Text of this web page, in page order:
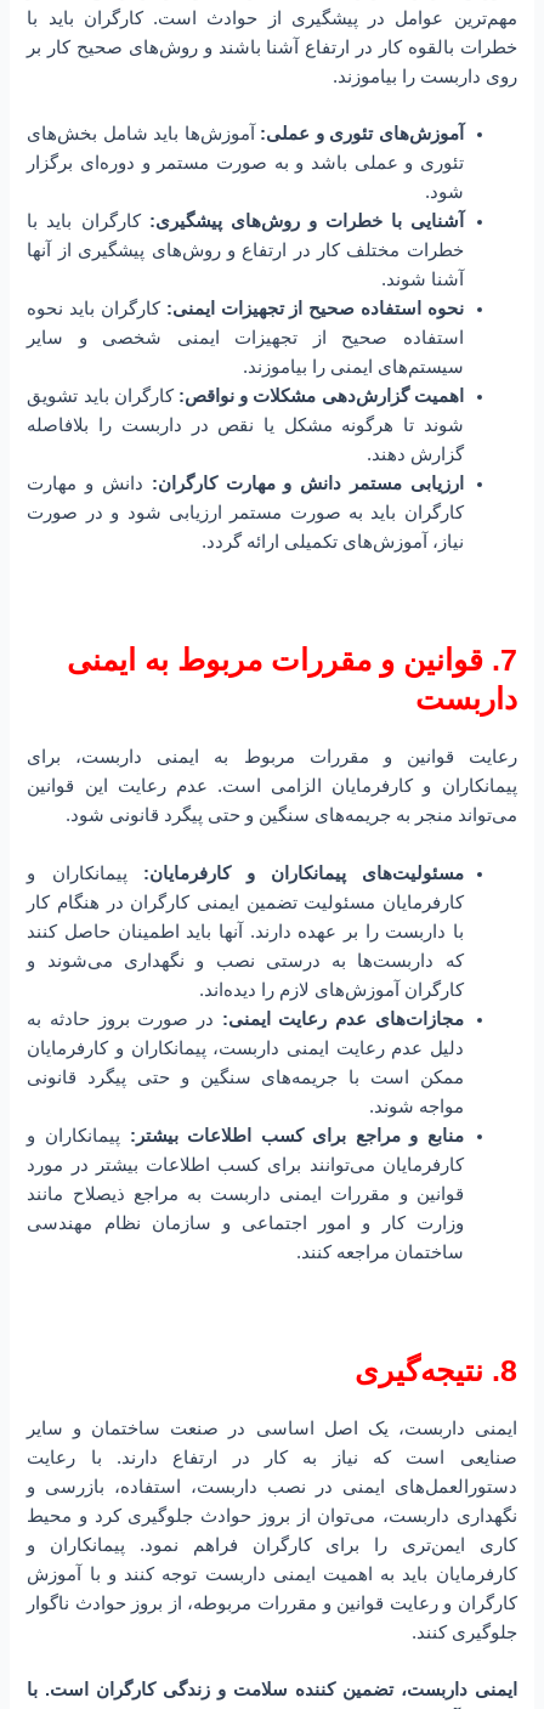
مهم‌ترین عوامل در پیشگیری از حوادث است. کارگران باید با
خطرات بالقوه کار در ارتفاع آشنا باشند و روش‌های صحیح کار بر
روی داربست را بیاموزند.
آموزش‌های تئوری و عملی: آموزش‌ها باید شامل بخش‌های
تئوری و عملی باشد و به صورت مستمر و دوره‌ای برگزار
شود.
آشنایی با خطرات و روش‌های پیشگیری: کارگران باید با
خطرات مختلف کار در ارتفاع و روش‌های پیشگیری از آنها
آشنا شوند.
نحوه استفاده صحیح از تجهیزات ایمنی: کارگران باید نحوه
استفاده صحیح از تجهیزات ایمنی شخصی و سایر
سیستم‌های ایمنی را بیاموزند.
اهمیت گزارش‌دهی مشکلات و نواقص: کارگران باید تشویق
شوند تا هرگونه مشکل یا نقص در داربست را بلافاصله
گزارش دهند.
ارزیابی مستمر دانش و مهارت کارگران: دانش و مهارت
کارگران باید به صورت مستمر ارزیابی شود و در صورت
نیاز، آموزش‌های تکمیلی ارائه گردد.
7. قوانین و مقررات مربوط به ایمنی
داربست
رعایت قوانین و مقررات مربوط به ایمنی داربست، برای
پیمانکاران و کارفرمایان الزامی است. عدم رعایت این قوانین
می‌تواند منجر به جریمه‌های سنگین و حتی پیگرد قانونی شود.
مسئولیت‌های پیمانکاران و کارفرمایان: پیمانکاران و
کارفرمایان مسئولیت تضمین ایمنی کارگران در هنگام کار
با داربست را بر عهده دارند. آنها باید اطمینان حاصل کنند
که داربست‌ها به درستی نصب و نگهداری می‌شوند و
کارگران آموزش‌های لازم را دیده‌اند.
مجازات‌های عدم رعایت ایمنی: در صورت بروز حادثه به
دلیل عدم رعایت ایمنی داربست، پیمانکاران و کارفرمایان
ممکن است با جریمه‌های سنگین و حتی پیگرد قانونی
مواجه شوند.
منابع و مراجع برای کسب اطلاعات بیشتر: پیمانکاران و
کارفرمایان می‌توانند برای کسب اطلاعات بیشتر در مورد
قوانین و مقررات ایمنی داربست به مراجع ذیصلاح مانند
وزارت کار و امور اجتماعی و سازمان نظام مهندسی
ساختمان مراجعه کنند.
8. نتیجه‌گیری
ایمنی داربست، یک اصل اساسی در صنعت ساختمان و سایر
صنایعی است که نیاز به کار در ارتفاع دارند. با رعایت
دستورالعمل‌های ایمنی در نصب داربست، استفاده، بازرسی و
نگهداری داربست، می‌توان از بروز حوادث جلوگیری کرد و محیط
کاری ایمن‌تری را برای کارگران فراهم نمود. پیمانکاران و
کارفرمایان باید به اهمیت ایمنی داربست توجه کنند و با آموزش
کارگران و رعایت قوانین و مقررات مربوطه، از بروز حوادث ناگوار
جلوگیری کنند.
ایمنی داربست، تضمین کننده سلامت و زندگی کارگران است. با